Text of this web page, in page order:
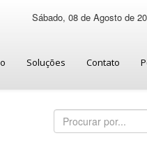
Sábado, 08 de Agosto de
Soluções Contato